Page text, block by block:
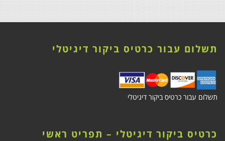
תשלום עבור כרטיס ביקור דיגיטלי
תשלום עבור כרטיס ביקור דיגיטלי
כרטיס ביקור דיגיטלי – תפריט ראשי